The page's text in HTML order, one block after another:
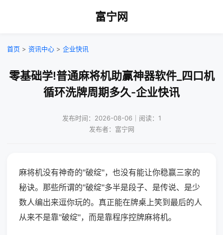
富宁网
首页 > 资讯中心 > 企业快讯
零基础学!普通麻将机助赢神器软件_四口机
循环洗牌周期多久-企业快讯
发布时间：2026-08-06｜阅读：1
发布者：富宁网
麻将机没有神奇的"破绽"，也没有能让你稳赢三家的
秘诀。那些所谓的"破绽"多半是段子、是传说、是少
数人编出来逗你玩的。真正能在牌桌上笑到最后的人
从来不是靠"破绽"，而是靠程序控牌麻将机。